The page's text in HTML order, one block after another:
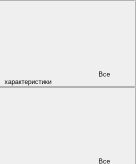
характеристики